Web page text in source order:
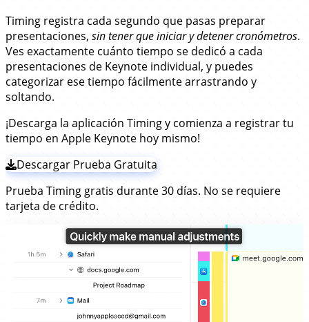
Timing registra cada segundo que pasas preparar
presentaciones, sin tener que iniciar y detener cronómetros.
Ves exactamente cuánto tiempo se dedicó a cada
presentaciones de Keynote individual, y puedes
categorizar ese tiempo fácilmente arrastrando y
soltando.
¡Descarga la aplicación Timing y comienza a registrar tu
tiempo en Apple Keynote hoy mismo!
Descargar Prueba Gratuita
Prueba Timing gratis durante 30 días. No se requiere
tarjeta de crédito.